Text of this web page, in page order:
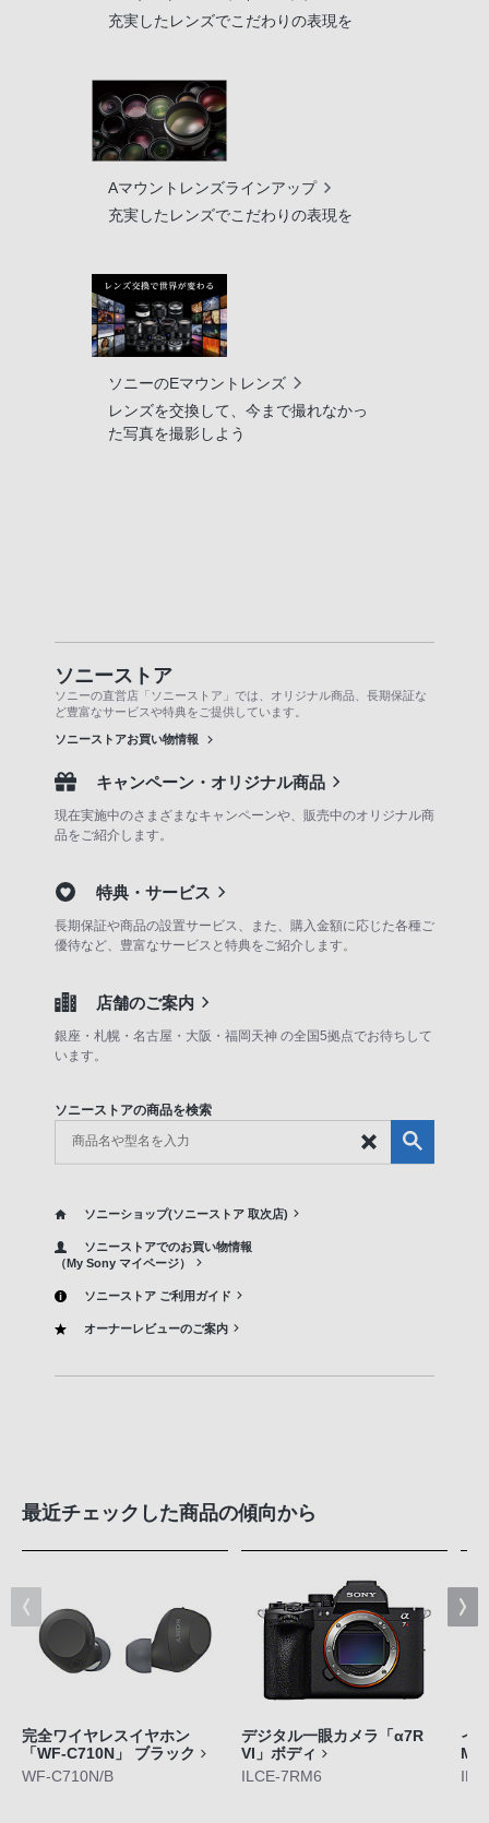
充実したレンズでこだわりの表現を
Aマウントレンズラインアップ
充実したレンズでこだわりの表現を
ソニーのEマウントレンズ
レンズを交換して、今まで撮れなかっ
た写真を撮影しよう
ソニーストア
ソニーの直営店「ソニーストア」では、オリジナル商品、長期保証な
ど豊富なサービスや特典をご提供しています。
ソニーストアお買い物情報
キャンペーン・オリジナル商品
現在実施中のさまざまなキャンペーンや、販売中のオリジナル商
品をご紹介します。
特典・サービス
長期保証や商品の設置サービス、また、購入金額に応じた各種ご
優待など、豊富なサービスと特典をご紹介します。
店舗のご案内
銀座・札幌・名古屋・大阪・福岡天神 の全国5拠点でお待ちして
います。
ソニーストアの商品を検索
ソニーショップ(ソニーストア 取次店)
ソニーストアでのお買い物情報
（My Sony マイページ）
ソニーストア ご利用ガイド
オーナーレビューのご案内
最近チェックした商品の傾向から
完全ワイヤレスイヤホン
「WF-C710N」 ブラック
WF-C710N/B
デジタル一眼カメラ「α7R
VI」ボディ
ILCE-7RM6
イ